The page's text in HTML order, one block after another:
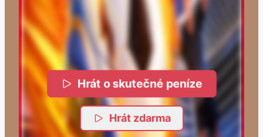
Hrát o skutečné peníze
Hrát zdarma